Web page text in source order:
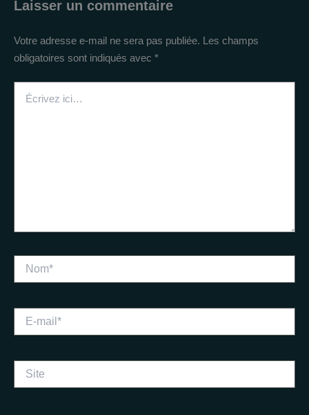
Laisser un commentaire
Votre adresse e-mail ne sera pas publiée. Les champs
obligatoires sont indiqués avec *
ici…
mail*